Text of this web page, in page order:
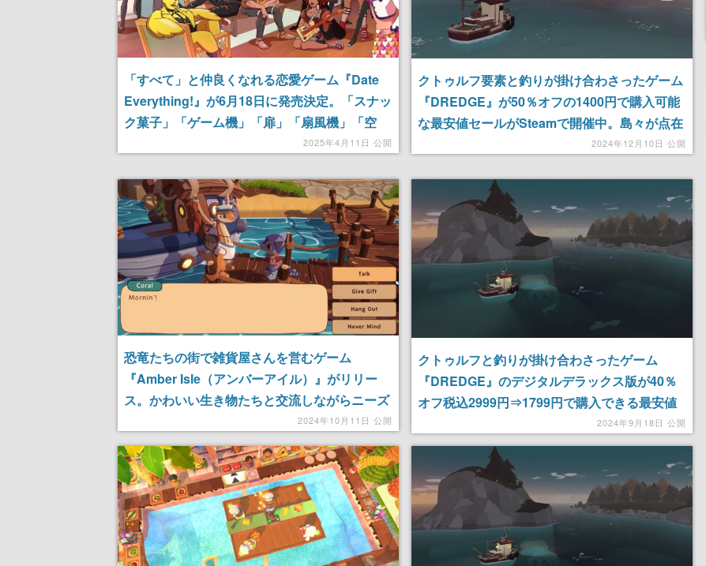
「すべて」と仲良くなれる恋愛ゲーム『Date
Everything!』が6月18日に発売決定。「スナッ
ク菓子」「ゲーム機」「扉」「扇風機」「空
気」「ほこりの塊」と恋愛できちゃう2025年4月11日 公開
クトゥルフ要素と釣りが掛け合わさったゲーム
『DREDGE』が50％オフの1400円で購入可能
な最安値セールがSteamで開催中。島々が点在
する広大な海を舞台に船を操縦し、漁業を通じ
2024年12月10日 公開
恐竜たちの街で雑貨屋さんを営むゲーム
『Amber Isle（アンバーアイル）』がリリー
ス。かわいい生き物たちと交流しながらニーズ
に合ったアイテムを売って、街を復興させよう
2024年10月11日 公開
クトゥルフと釣りが掛け合わさったゲーム
『DREDGE』のデジタルデラックス版が40％
オフ税込2999円⇒1799円で購入できる最安値
セールが開催中。Steamで2万9000件のレビュ
ーを獲得し「圧倒的好評」の人気作
2024年9月18日 公開